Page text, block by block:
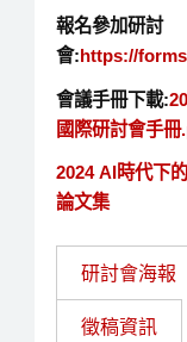
報名參加研討
會:https://
會議手冊下載:
國際研討會手冊
2024 AI時代下
論文集
研討會海報
徵稿資訊